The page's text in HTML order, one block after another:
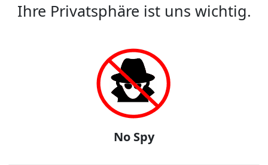
Ihre Privatsphäre ist uns wichtig.
No Spy